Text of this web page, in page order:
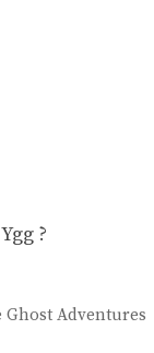
?
Ghost Adventures